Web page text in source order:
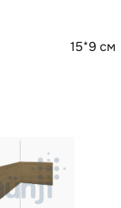
15*9 см